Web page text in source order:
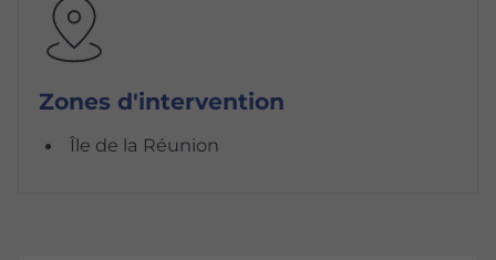
Zones d'intervention
Île de la Réunion